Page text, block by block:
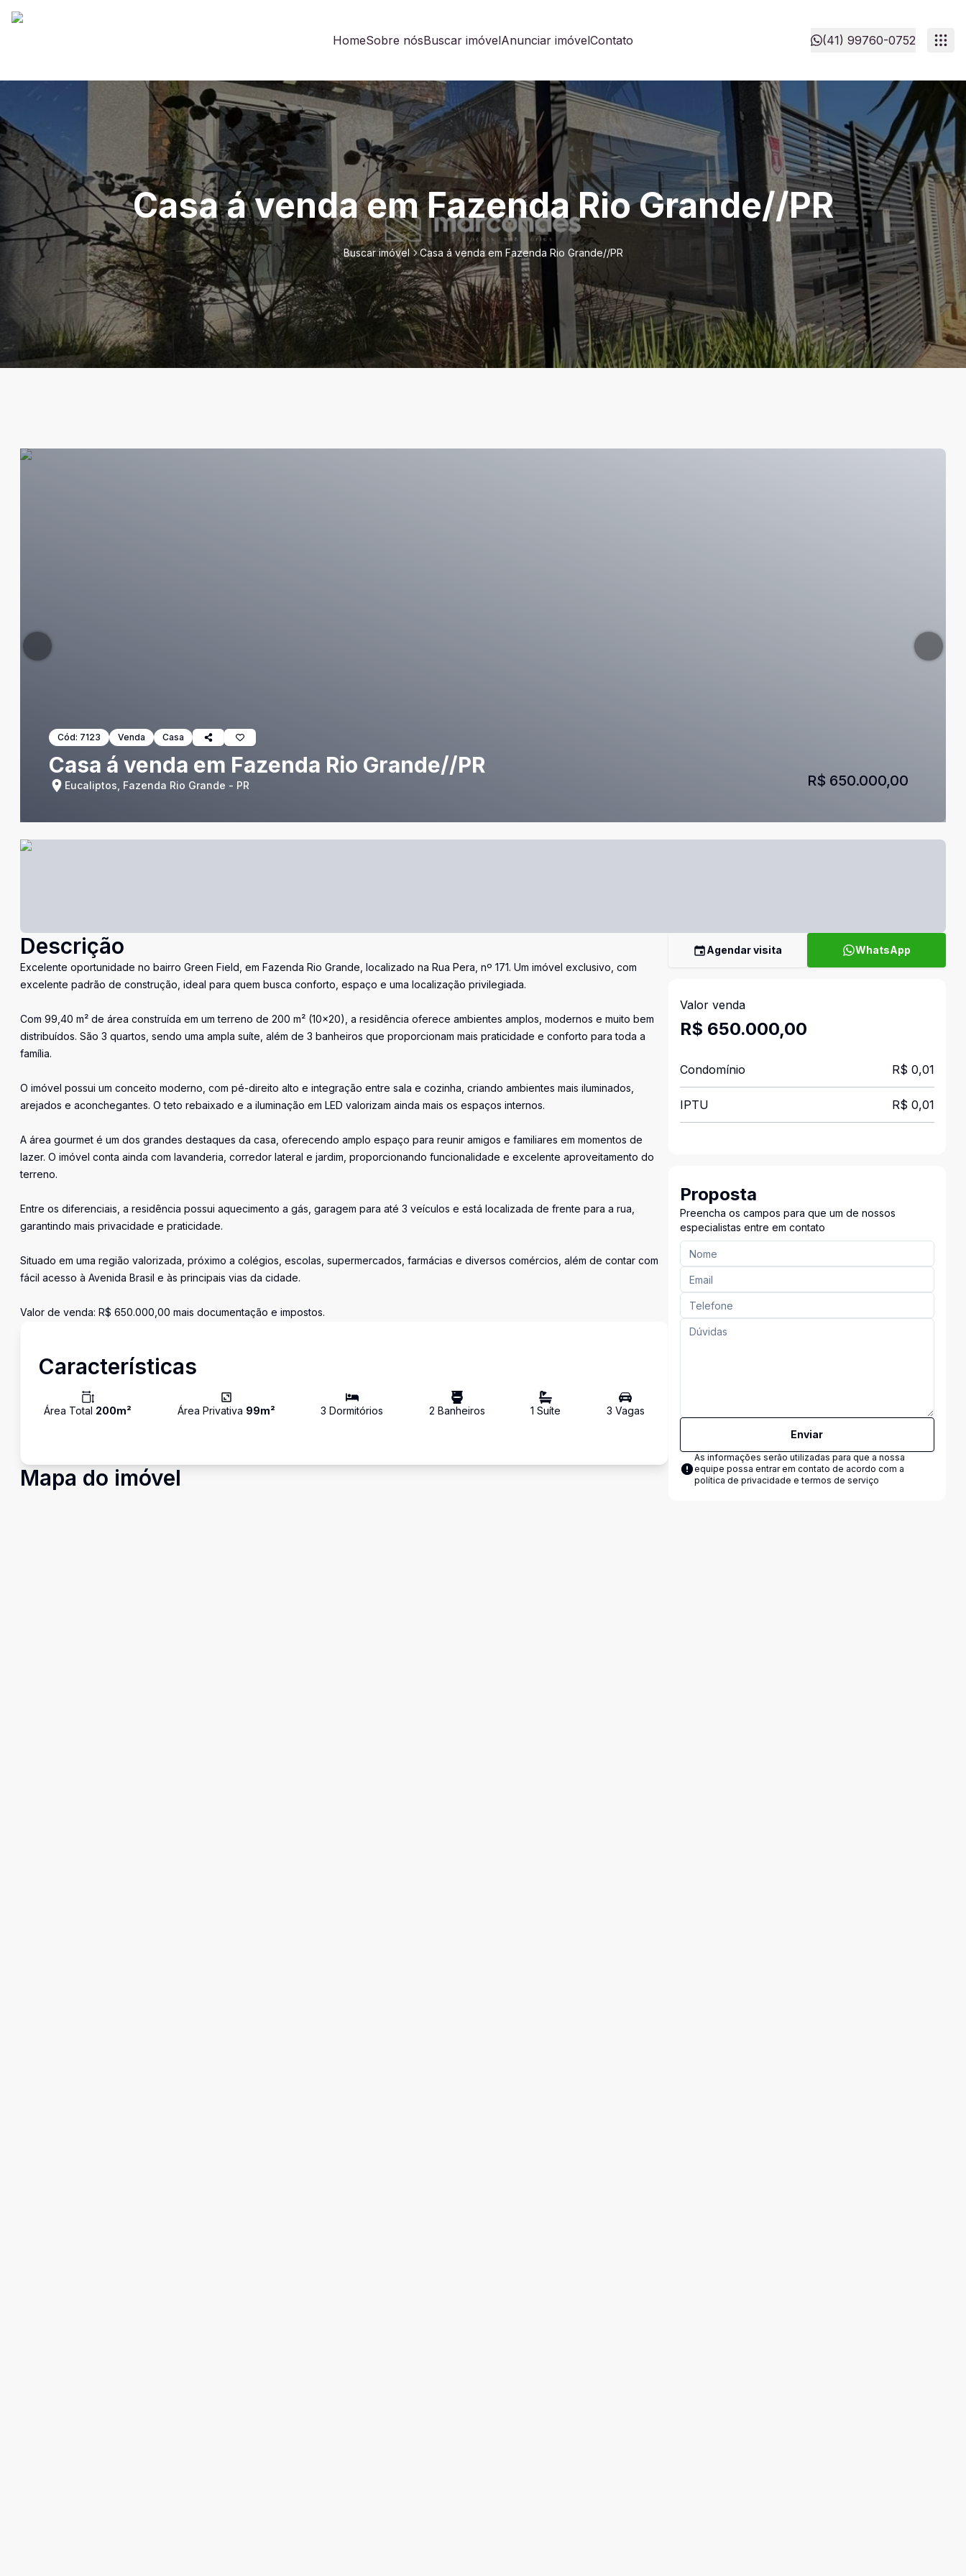
HomeSobre nósBuscar imóvelAnunciar imóvelContato (41) 99760-0752
Casa á venda em Fazenda Rio Grande//PR
Buscar imóvel Casa á venda em Fazenda Rio Grande//PR
Cód: 7123 Venda Casa
Casa á venda em Fazenda Rio Grande//PR
Eucaliptos, Fazenda Rio Grande - PR R$ 650.000,00
Descrição
Excelente oportunidade no bairro Green Field, em Fazenda Rio Grande, localizado na Rua Pera, nº 171. Um imóvel exclusivo, com
excelente padrão de construção, ideal para quem busca conforto, espaço e uma localização privilegiada.
Com 99,40 m² de área construída em um terreno de 200 m² (10x20), a residência oferece ambientes amplos, modernos e muito bem
distribuídos. São 3 quartos, sendo uma ampla suíte, além de 3 banheiros que proporcionam mais praticidade e conforto para toda a
família.
O imóvel possui um conceito moderno, com pé-direito alto e integração entre sala e cozinha, criando ambientes mais iluminados,
arejados e aconchegantes. O teto rebaixado e a iluminação em LED valorizam ainda mais os espaços internos.
A área gourmet é um dos grandes destaques da casa, oferecendo amplo espaço para reunir amigos e familiares em momentos de
lazer. O imóvel conta ainda com lavanderia, corredor lateral e jardim, proporcionando funcionalidade e excelente aproveitamento do
terreno.
Entre os diferenciais, a residência possui aquecimento a gás, garagem para até 3 veículos e está localizada de frente para a rua,
garantindo mais privacidade e praticidade.
Situado em uma região valorizada, próximo a colégios, escolas, supermercados, farmácias e diversos comércios, além de contar com
fácil acesso à Avenida Brasil e às principais vias da cidade.
Valor de venda: R$ 650.000,00 mais documentação e impostos.
Características
Área Total 200m² Área Privativa 99m² 3 Dormitórios 2 Banheiros 1 Suíte 3 Vagas
Mapa do imóvel
Agendar visita WhatsApp
Valor venda
R$ 650.000,00
Condomínio R$ 0,01
IPTU R$ 0,01
Proposta
Preencha os campos para que um de nossos
especialistas entre em contato
Enviar
As informações serão utilizadas para que a nossa
equipe possa entrar em contato de acordo com a
política de privacidade e termos de serviço